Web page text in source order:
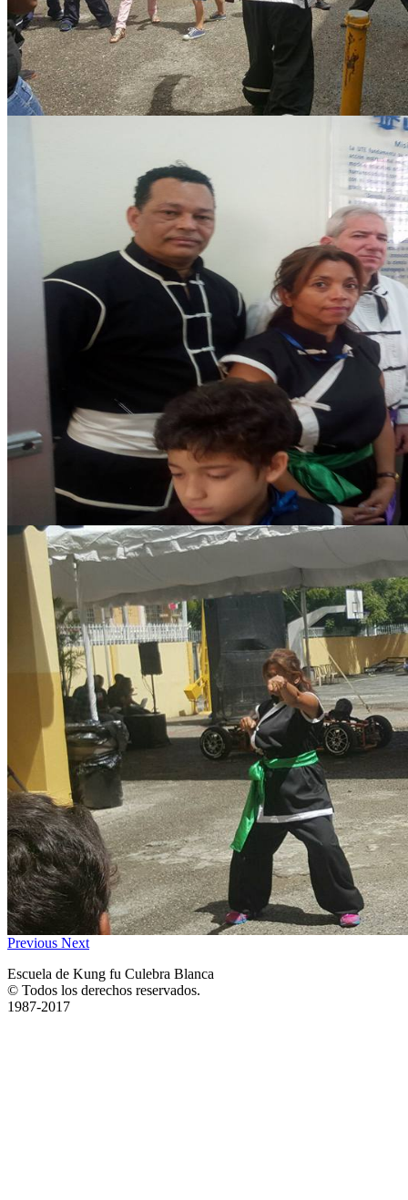
Previous Next
Escuela de Kung fu Culebra Blanca
© Todos los derechos reservados.
1987-2017